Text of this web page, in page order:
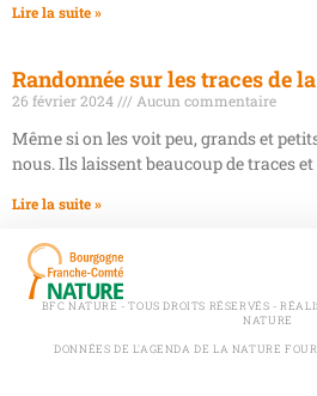
Lire la suite »
Randonnée sur les traces de
26 février 2024 Aucun commentaire
Même si on les voit peu, grands et
nous. Ils laissent beaucoup de traces et
Lire la suite »
BFC NATURE - TOUS DROITS RÉSERVÉS -
NATURE
DONNÉES DE L'AGENDA DE LA NATURE